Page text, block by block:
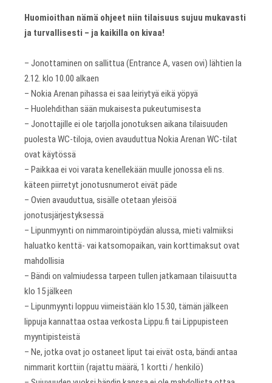
Huomioithan nämä ohjeet niin tilaisuus sujuu mukavasti
ja turvallisesti – ja kaikilla on kivaa!
– Jonottaminen on sallittua (Entrance A, vasen ovi) lähtien la
2.12. klo 10.00 alkaen
– Nokia Arenan pihassa ei saa leiriytyä eikä yöpyä
– Huolehdithan sään mukaisesta pukeutumisesta
– Jonottajille ei ole tarjolla jonotuksen aikana tilaisuuden
puolesta WC-tiloja, ovien avauduttua Nokia Arenan WC-tilat
ovat käytössä
– Paikkaa ei voi varata kenellekään muulle jonossa eli ns.
käteen piirretyt jonotusnumerot eivät päde
– Ovien avauduttua, sisälle otetaan yleisöä
jonotusjärjestyksessä
– Lipunmyynti on nimmarointipöydän alussa, mieti valmiiksi
haluatko kenttä- vai katsomopaikan, vain korttimaksut ovat
mahdollisia
– Bändi on valmiudessa tarpeen tullen jatkamaan tilaisuutta
klo 15 jälkeen
– Lipunmyynti loppuu viimeistään klo 15.30, tämän jälkeen
lippuja kannattaa ostaa verkosta Lippu.fi tai Lippupisteen
myyntipisteistä
– Ne, jotka ovat jo ostaneet liput tai eivät osta, bändi antaa
nimmarit korttiin (rajattu määrä, 1 kortti / henkilö)